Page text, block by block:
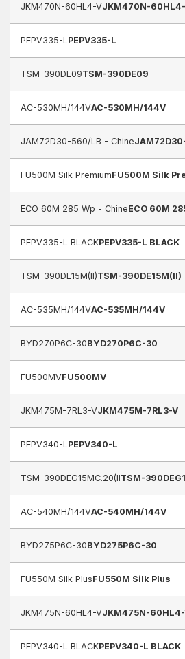
JKM470N-60HL4-VJKM470N-
PEPV335-L PEPV335-L
TSM-390DE09TSM-390DE09
AC-530MH/144VAC-530MH/144V
JAM72D30-560/LB - Chine
FU500M Silk PremiumFU500M Silk
ECO 60M 285 Wp - ChineECO 60M
PEPV335-L BLACKPEPV335-L BLACK
TSM-390DE15M(II)TSM-390DE15M(II)
AC-535MH/144VAC-535MH/144V
BYD270P6C-30BYD270P6C-30
FU500MVFU500MV
JKM475M-7RL3-VJKM475M-7RL3-V
PEPV340-L PEPV340-L
TSM-390DEG15MC.20(IITSM-
AC-540MH/144VAC-540MH/144V
BYD275P6C-30BYD275P6C-30
FU550M Silk PlusFU550M Silk Plus
JKM475N-60HL4-VJKM475N-
PEPV340-L BLACKPEPV340-L BLACK